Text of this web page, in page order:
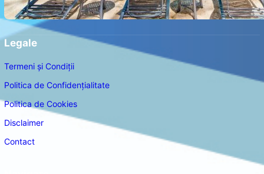
Legale
Termeni și Condiții
Politica de Confidențialitate
Politica de Cookies
Disclaimer
Contact